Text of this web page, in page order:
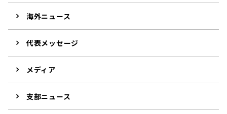
海外ニュース
代表メッセージ
メディア
支部ニュース